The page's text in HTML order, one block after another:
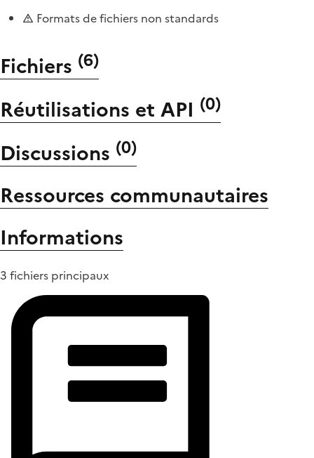
Formats de fichiers non standards
Fichiers (6)
Réutilisations et API (0)
Discussions (0)
Ressources communautaires
Informations
3 fichiers principaux